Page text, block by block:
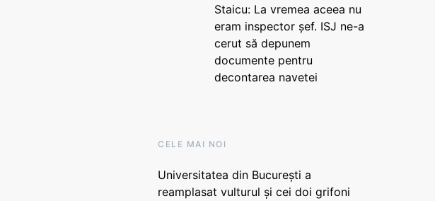
Staicu: La vremea aceea nu
eram inspector șef. ISJ ne-a
cerut să depunem
documente pentru
decontarea navetei
CELE MAI NOI
Universitatea din București a
reamplasat vulturul și cei doi grifoni